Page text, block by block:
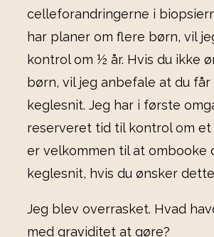
celleforandringerne i
har planer om flere børn, vil
kontrol om ½ år. Hvis du ikke
børn, vil jeg anbefale at du
keglesnit. Jeg har i første
reserveret tid til kontrol om et
er velkommen til at ombooke
keglesnit, hvis du ønsker
Jeg blev overrasket. Hvad
med graviditet at gøre?